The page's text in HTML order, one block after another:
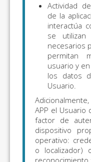
Actividad
de la
interactúa
se utilizan
necesarios
permitan
usuario y
los datos
Usuario.
APP el Usuario
factor de
dispositivo
operativo:
o localizador)
reconocimiento